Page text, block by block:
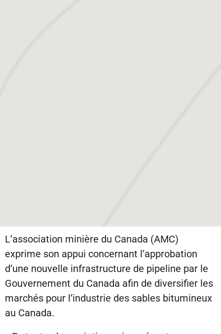
L’association minière du Canada (AMC)
exprime son appui concernant l’approbation
d’une nouvelle infrastructure de pipeline par le
Gouvernement du Canada afin de diversifier les
marchés pour l’industrie des sables bitumineux
au Canada.